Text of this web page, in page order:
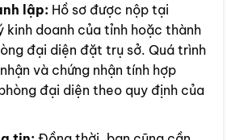
lập: Hồ sơ được nộp tại
kinh doanh của tỉnh hoặc thành
đại diện đặt trụ sở. Quá trình
và chứng nhận tính hợp
đại diện theo quy định của